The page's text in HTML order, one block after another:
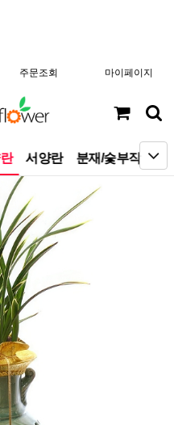
주문조회 마이페이지
서양란 분재/숯부작